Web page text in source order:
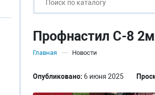
Профнастил С-8
Главная — Новости
Опубликовано: 6 июня 2025